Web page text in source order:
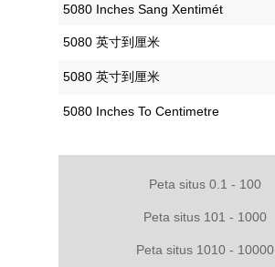
‎5080 Inches Sang Xentimét
‎5080 英寸到厘米
‎5080 英寸到厘米
‎5080 Inches To Centimetre
Peta situs 0.1 - 100
Peta situs 101 - 1000
Peta situs 1010 - 10000